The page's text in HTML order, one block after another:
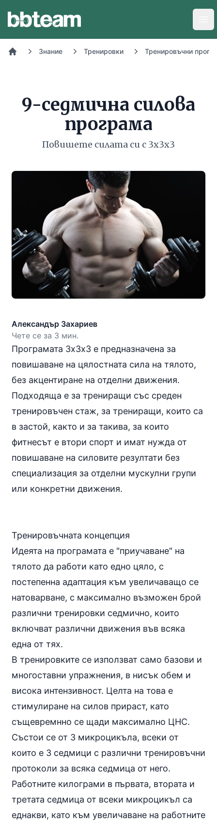
Знание Тренировки Тренировъчни
9-седмична силова
програма
Повишете силата си с 3х3х3
Александър Захариев
Чете се за 3 мин.
Програмата 3х3х3 е предназначена за
повишаване на цялостната сила на тялото,
без акцентиране на отделни движения.
Подходяща е за трениращи със среден
тренировъчен стаж, за трениращи, които са
в застой, както и за такива, за които
фитнесът е втори спорт и имат нужда от
повишаване на силовите резултати без
специализация за отделни мускулни групи
или конкретни движения.
Тренировъчната концепция
Идеята на програмата е "приучаване" на
тялото да работи като едно цяло, с
постепенна адаптация към увеличаващо се
натоварване, с максимално възможен брой
различни тренировки седмично, които
включват различни движения във всяка
една от тях.
В тренировките се използват само базови и
многоставни упражнения, в нисък обем и
висока интензивност. Целта на това е
стимулиране на силов прираст, като
същевремнно се щади максимално ЦНС.
Състои се от 3 микроцикъла, всеки от
които е 3 седмици с различни тренировъчни
протоколи за всяка седмица от него.
Работните килограми в първата, втората и
третата седмица от всеки микроцикъл са
еднакви, като към увеличаване на работните